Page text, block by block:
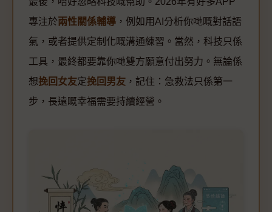
專注於兩性關係輔導 ，例如用AI分析你哋嘅對話語
氣，或者提供定制化嘅溝通練習。當然，科技只係
工具，最終都要靠你哋雙方願意付出努力。無論係
想挽回女友定挽回男友 ，記住：急救法只係第一
步，長遠嘅幸福需要持續經營。